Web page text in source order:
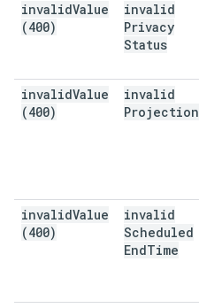
invalidValue
(400)
invalid
Privacy
Status
invalidValue
(400)
invalid
Projection
invalidValue
(400)
invalid
Scheduled
EndTime